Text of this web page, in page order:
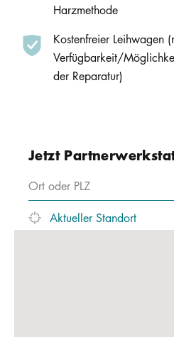
Harzmethode
Kostenfreier Leihwagen
Verfügbarkeit/
der Reparatur)
Jetzt
Aktueller Standort